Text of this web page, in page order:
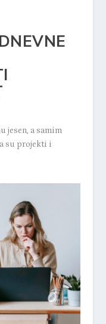
jesen, a samim
su projekti i